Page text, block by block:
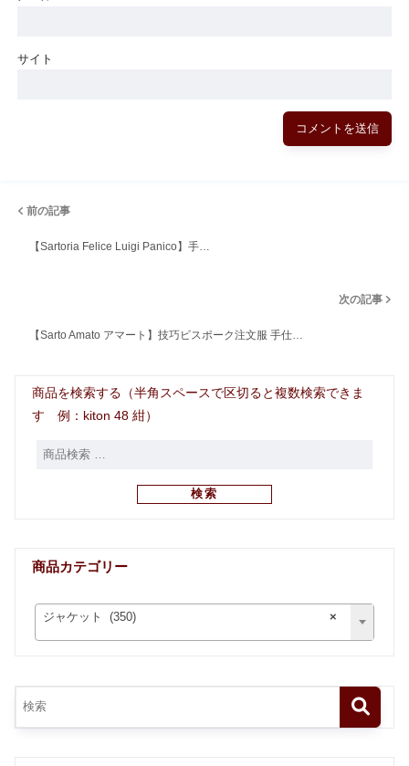
サイト
前の記事
【Sartoria Felice Luigi Panico】手…
次の記事
【Sarto Amato アマート】技巧ビスポーク注文服 手仕…
商品を検索する（半角スペースで区切ると複数検索できま
す 例：kiton 48 紺）
検索
商品カテゴリー
×
ジャケット (350)